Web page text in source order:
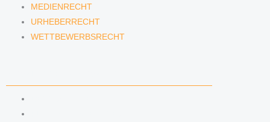
MEDIENRECHT
URHEBERRECHT
WETTBEWERBSRECHT